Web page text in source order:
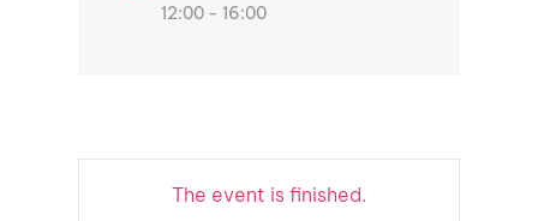
12:00 - 16:00
The event is finished.